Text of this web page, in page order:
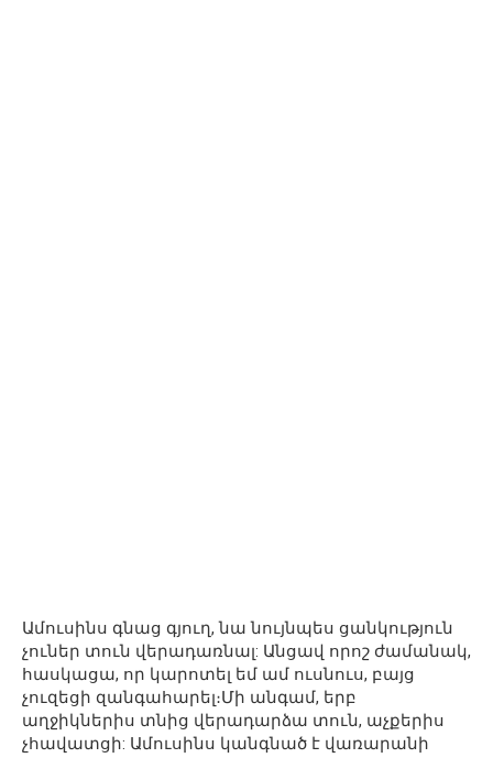
Ամուսինս գնաց գյուղ, նա նույնպես ցանկություն
չուներ տուն վերադառնալ: Անցավ որոշ ժամանակ,
հասկացա, որ կարոտել եմ ամ ուսնուս, բայց
չուզեցի զանգահարել։Մի անգամ, երբ
աղջիկներիս տնից վերադարձա տուն, աչքերիս
չհավատցի: Ամուսինս կանգնած է վառարանի